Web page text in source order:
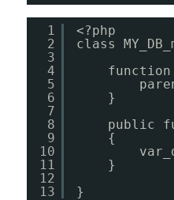
1
2
3
4
5
6
7
8
9
10
11
12
13
<?php
class
function
}
public
{
}
}